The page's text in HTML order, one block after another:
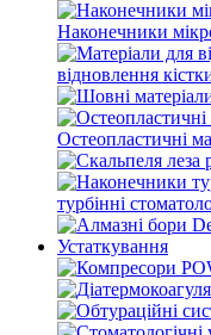
Наконечники
відновлення
Остеопластичні
турбінні
Устаткування